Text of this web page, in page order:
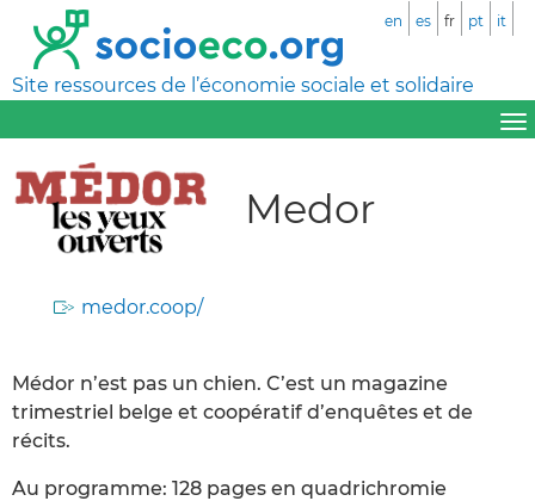
Site ressources de l’économie sociale et solidaire
en es fr pt it
Medor
medor.coop/
Médor n’est pas un chien. C’est un magazine
trimestriel belge et coopératif d’enquêtes et de
récits.
Au programme: 128 pages en quadrichromie